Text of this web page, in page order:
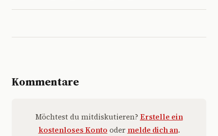
Kommentare
Möchtest du mitdiskutieren? Erstelle ein
kostenloses Konto oder melde dich an.